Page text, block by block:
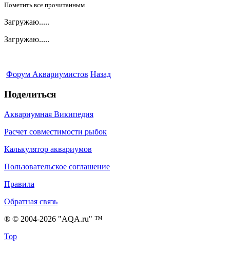
Пометить все прочитанным
Загружаю.....
Загружаю.....
Форум Аквариумистов Назад
Поделиться
Аквариумная Википедия
Расчет совместимости рыбок
Калькулятор аквариумов
Пользовательское соглашение
Правила
Обратная связь
® © 2004-2026 "AQA.ru" ™
Top